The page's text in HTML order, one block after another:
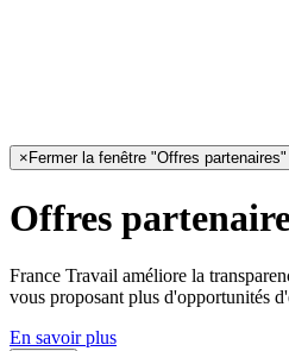
× Fermer la fenêtre "Offres partenaires"
Offres
France Travail améliore la
vous proposant plus d'opportunités
En savoir plus